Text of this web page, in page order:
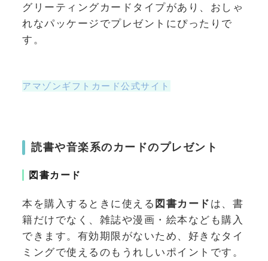
グリーティングカードタイプがあり、おしゃ
れなパッケージでプレゼントにぴったりで
す。
アマゾンギフトカード公式サイト
読書や音楽系のカードのプレゼント
図書カード
本を購入するときに使える 図書カード は、書
籍だけでなく、雑誌や漫画・絵本なども購入
できます。有効期限がないため、好きなタイ
ミングで使えるのもうれしいポイントです。